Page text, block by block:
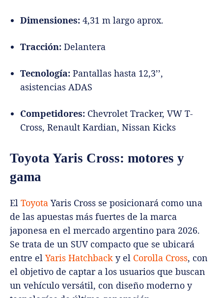
Dimensiones: 4,31 m largo aprox.
Tracción: Delantera
Tecnología: Pantallas hasta 12,3’’,
asistencias ADAS
Competidores: Chevrolet Tracker, VW T-
Cross, Renault Kardian, Nissan Kicks
Toyota Yaris Cross: motores y
gama
El Toyota Yaris Cross se posicionará como una
de las apuestas más fuertes de la marca
japonesa en el mercado argentino para 2026.
Se trata de un SUV compacto que se ubicará
entre el Yaris Hatchback y el Corolla Cross, con
el objetivo de captar a los usuarios que buscan
un vehículo versátil, con diseño moderno y